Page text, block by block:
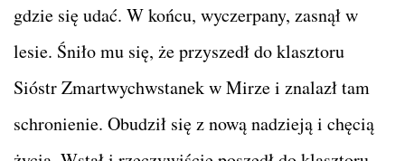
gdzie się udać. W końcu, wyczerpany, zasnął w
lesie. Śniło mu się, że przyszedł do klasztoru
Sióstr Zmartwychwstanek w Mirze i znalazł tam
schronienie. Obudził się z nową nadzieją i chęcią